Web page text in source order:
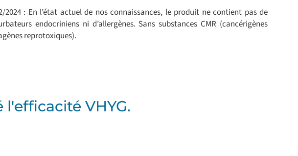
2024 : En l’état actuel de nos connaissances, le produit ne contient pas de
endocriniens ni d’allergènes. Sans substances CMR (cancérigènes
reprotoxiques).
VHYG.